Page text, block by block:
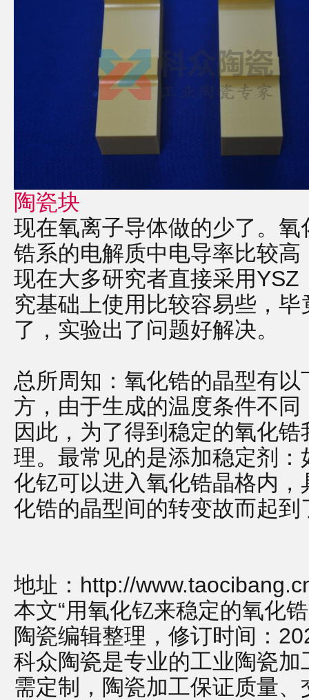
陶瓷块
现在氧离子导体做的少了。
锆系的电解质中电导率比较
现在大多研究者直接采用
究基础上使用比较容易些，
了，实验出了问题好解决。
总所周知：氧化锆的晶型有
方，由于生成的温度条件不
因此，为了得到稳定的氧化
理。最常见的是添加稳定剂
化钇可以进入氧化锆晶格内
化锆的晶型间的转变故而起到
地址： http://
本文“用氧化钇来稳定的氧化
陶瓷编辑整理，修订时间：
科众陶瓷是专业的工业陶瓷加
需定制， 陶瓷加工保证质量、